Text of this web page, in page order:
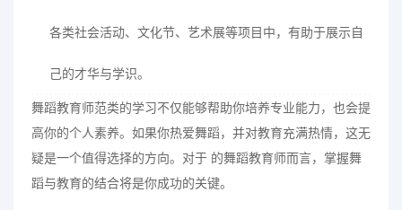
各类社会活动、文化节、艺术展等项目中，有助于展示自
己的才华与学识。
舞蹈教育师范类的学习不仅能够帮助你培养专业能力，也会提
高你的个人素养。如果你热爱舞蹈，并对教育充满热情，这无
疑是一个值得选择的方向。对于 的舞蹈教育师而言，掌握舞
蹈与教育的结合将是你成功的关键。